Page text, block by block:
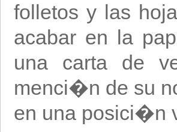
folletos y las
acabar en la
una carta de
menci�n de su
en una posici�n